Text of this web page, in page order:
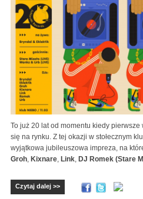
To już 20 lat od momentu kiedy pierwsze
się na rynku. Z tej okazji w stołecznym
wyjątkowa jubileuszowa impreza, na
Groh, Kixnare, Link, DJ Romek (Stare
Czytaj dalej >>